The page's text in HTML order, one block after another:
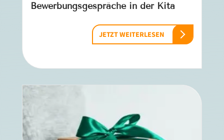
Bewerbungsgespräche in der Kita
JETZT WEITERLESEN